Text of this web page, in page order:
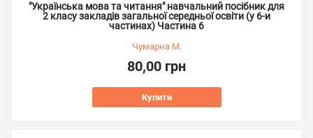
"Українська мова та читання" навчальний посібник для
2 класу закладів загальної середньої освіти (у 6-и
частинах) Частина 6
Чумарна М.
80,00 грн
Купити